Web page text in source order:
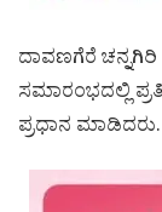
ದಾವಣಗೆರೆ
ಸಮಾರಂಭದಲ್ಲಿ
ಪ್ರಧಾನ ಮಾಡಿದರು.